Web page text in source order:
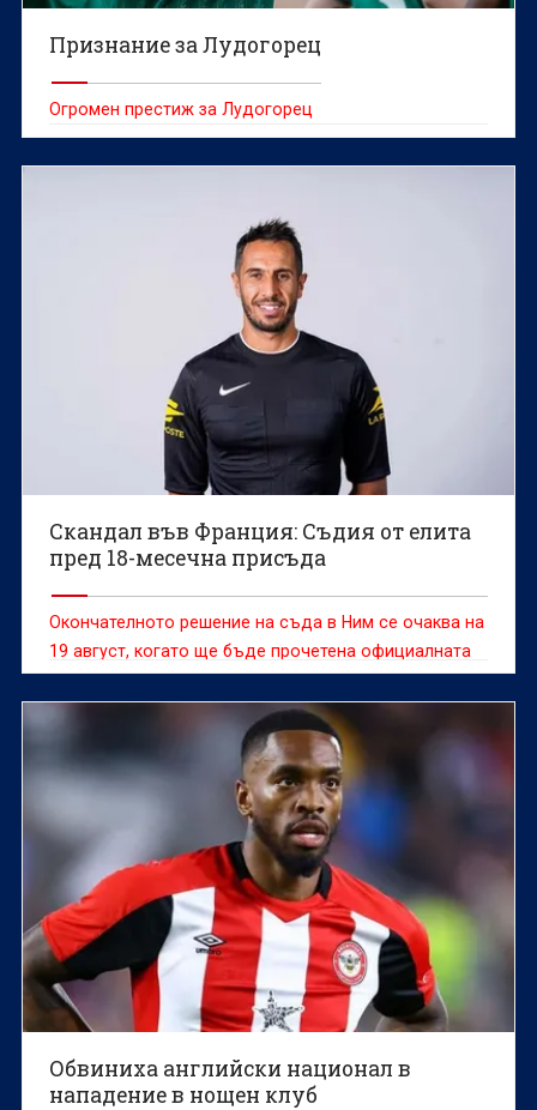
Признание за Лудогорец
Огромен престиж за Лудогорец
Скандал във Франция: Съдия от елита
пред 18-месечна присъда
Окончателното решение на съда в Ним се очаква на
19 август, когато ще бъде прочетена официалната
присъда
Обвиниха английски национал в
нападение в нощен клуб